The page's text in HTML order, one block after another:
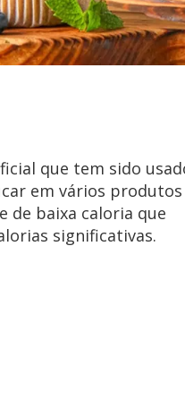
que tem sido
em vários produtos
de baixa caloria que
significativas.